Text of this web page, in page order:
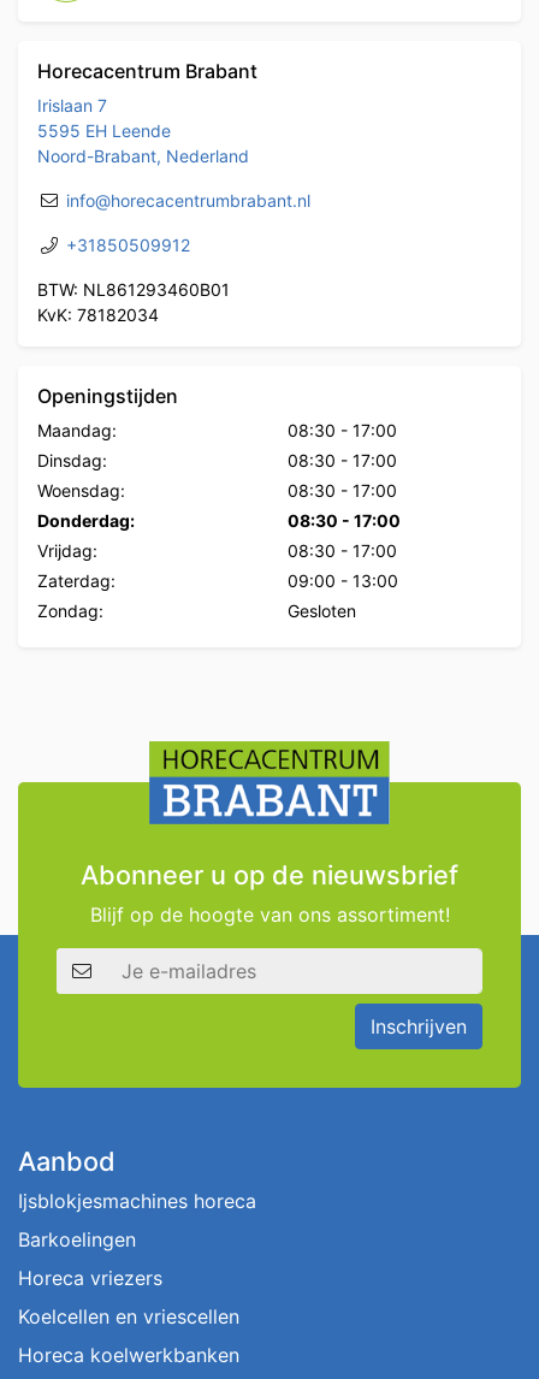
Horecacentrum Brabant
Irislaan 7
5595 EH Leende
Noord-Brabant, Nederland
info@horecacentrumbrabant.nl
+31850509912
BTW: NL861293460B01
KvK: 78182034
Openingstijden
Maandag: 08:30 - 17:00
Dinsdag:
08:30 - 17:00
Woensdag:
08:30 - 17:00
Donderdag:
08:30 - 17:00
Vrijdag:
08:30 - 17:00
Zaterdag:
09:00 - 13:00
Zondag:
Gesloten
Abonneer u op de nieuwsbrief
Blijf op de hoogte van ons assortiment!
E-mailadres
Inschrijven
Aanbod
Ijsblokjesmachines horeca
Barkoelingen
Horeca vriezers
Koelcellen en vriescellen
Horeca koelwerkbanken